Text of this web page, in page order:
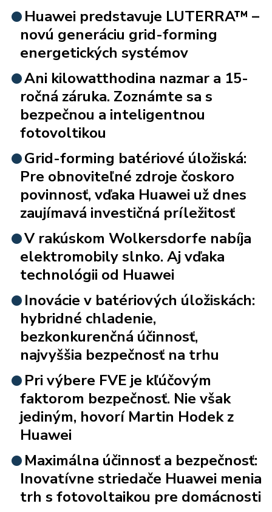
Huawei predstavuje LUTERRA™ –
novú generáciu grid-forming
energetických systémov
Ani kilowatthodina nazmar a 15-
ročná záruka. Zoznámte sa s
bezpečnou a inteligentnou
fotovoltikou
Grid-forming batériové úložiská:
Pre obnoviteľné zdroje čoskoro
povinnosť, vďaka Huawei už dnes
zaujímavá investičná príležitosť
V rakúskom Wolkersdorfe nabíja
elektromobily slnko. Aj vďaka
technológii od Huawei
Inovácie v batériových úložiskách:
hybridné chladenie,
bezkonkurenčná účinnosť,
najvyššia bezpečnosť na trhu
Pri výbere FVE je kľúčovým
faktorom bezpečnosť. Nie však
jediným, hovorí Martin Hodek z
Huawei
Maximálna účinnosť a bezpečnosť:
Inovatívne striedače Huawei menia
trh s fotovoltaikou pre domácnosti